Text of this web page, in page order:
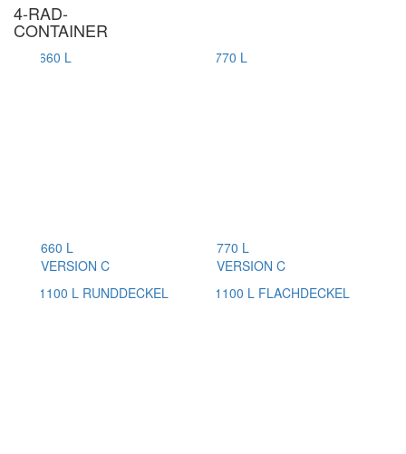
4-RAD-
CONTAINER
660 L
VERSION C
770 L
VERSION C